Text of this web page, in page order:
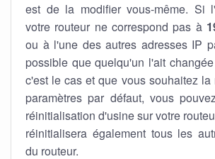
est de la modifier vous-même. Si
votre routeur ne correspond pas à
ou à l'une des autres adresses IP
possible que quelqu'un l'ait
c'est le cas et que vous souhaitez
paramètres par défaut, vous
réinitialisation d'usine sur votre
réinitialisera également tous les
du routeur.